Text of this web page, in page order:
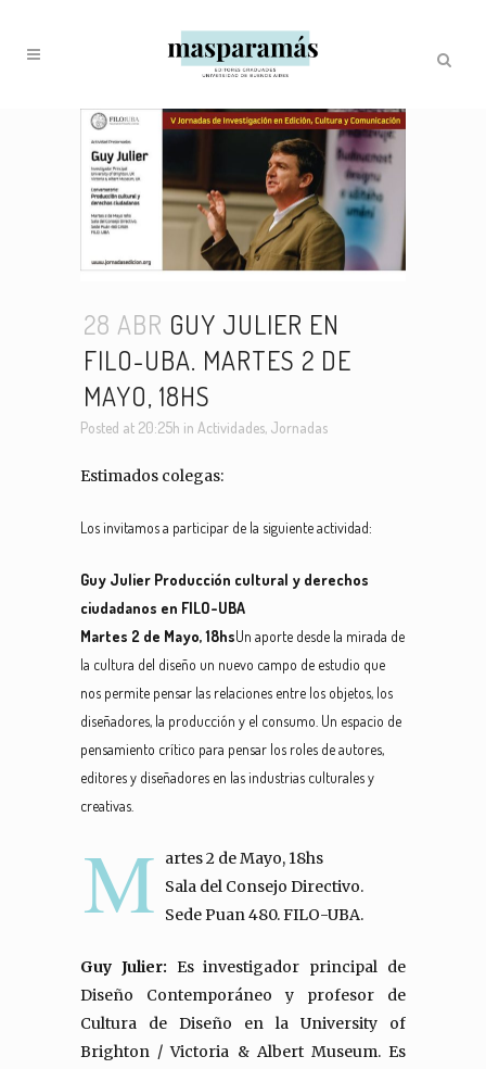
28 ABR GUY JULIER EN
FILO-UBA. MARTES 2 DE
MAYO, 18HS
Posted at 20:25h in Actividades, Jornadas
Estimados colegas:
Los invitamos a participar de la siguiente actividad:
Guy Julier Producción cultural y derechos
ciudadanos en FILO-UBA
Martes 2 de Mayo, 18hsUn aporte desde la mirada de
la cultura del diseño un nuevo campo de estudio que
nos permite pensar las relaciones entre los objetos, los
diseñadores, la producción y el consumo. Un espacio de
pensamiento crítico para pensar los roles de autores,
editores y diseñadores en las industrias culturales y
creativas.
M
artes 2 de Mayo, 18hs
Sala del Consejo Directivo.
Sede Puan 480. FILO-UBA.
Guy Julier: Es investigador principal de
Diseño Contemporáneo y profesor de
Cultura de Diseño en la University of
Brighton / Victoria & Albert Museum. Es